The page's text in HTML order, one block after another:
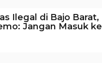
Ilegal di Bajo Barat,
Jangan Masuk ke